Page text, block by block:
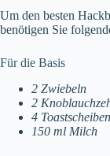
Um den besten
benötigen Sie
Für die Basis
2 Zwiebeln
2
4 Toastscheiben
150 ml Milch